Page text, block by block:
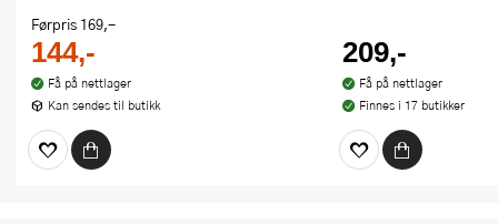
Førpris 169,-
144,-
Få på nettlager
Kan sendes til butikk
209,-
Få på nettlager
Finnes i 17 butikker